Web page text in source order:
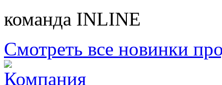
команда INLINE
Смотреть все новинки